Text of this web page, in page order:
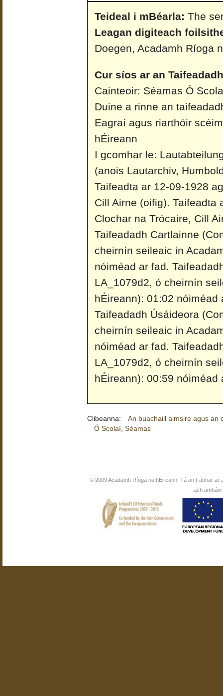
Teideal i mBéarla: The
Leagan digiteach
Doegen, Acadamh Ríoga
Cur síos ar an
Cainteoir: Séamas Ó
Duine a rinne an
Eagraí agus riarthóir
hÉireann
I gcomhar le:
(anois Lautarchiv,
Taifeadta ar 12-09-1928
Cill Airne (oifig). Taifeadta
Clochar na Trócaire, Cill
Taifeadadh Cartlainne
cheirnín seileaic in
nóiméad ar fad.
LA_1079d2, ó cheirnín
hÉireann): 01:02 nóiméad
Taifeadadh Úsáideora
cheirnín seileaic in
nóiméad ar fad.
LA_1079d2, ó cheirnín
hÉireann): 00:59 nóiméad
Clibeanna:
An buachaill aimsire agus an
Ó Scolaí, Séamas
© 2009 Acadamh Ríoga na hÉireann. Tá an t-ábhar ar
ach amháin